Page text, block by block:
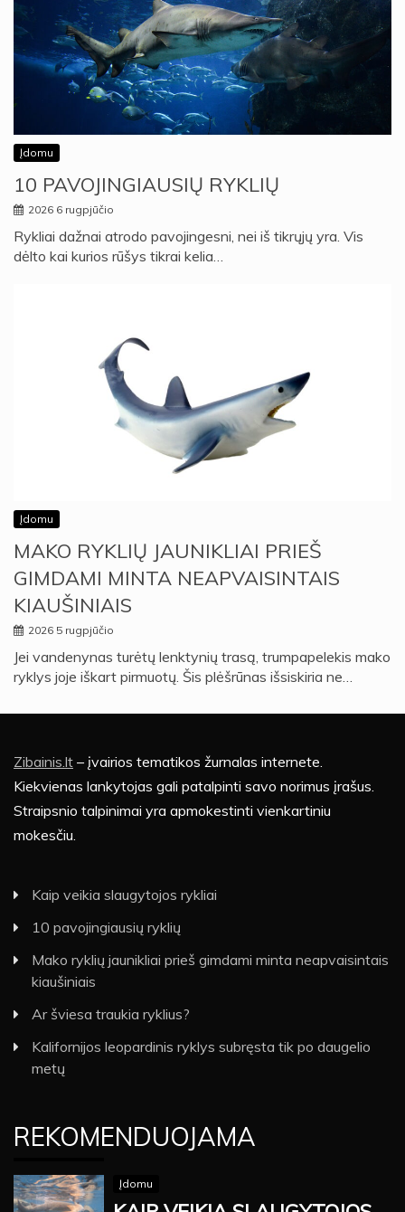
Įdomu
10 PAVOJINGIAUSIŲ RYKLIŲ
2026 6 rugpjūčio
Rykliai dažnai atrodo pavojingesni, nei iš tikrųjų yra. Vis
dėlto kai kurios rūšys tikrai kelia…
Įdomu
MAKO RYKLIŲ JAUNIKLIAI PRIEŠ
GIMDAMI MINTA NEAPVAISINTAIS
KIAUŠINIAIS
2026 5 rugpjūčio
Jei vandenynas turėtų lenktynių trasą, trumpapelekis mako
ryklys joje iškart pirmuotų. Šis plėšrūnas išsiskiria ne…
Zibainis.lt – įvairios tematikos žurnalas internete.
Kiekvienas lankytojas gali patalpinti savo norimus įrašus.
Straipsnio talpinimai yra apmokestinti vienkartiniu
mokesčiu.
Kaip veikia slaugytojos rykliai
10 pavojingiausių ryklių
Mako ryklių jaunikliai prieš gimdami minta neapvaisintais
kiaušiniais
Ar šviesa traukia ryklius?
Kalifornijos leopardinis ryklys subręsta tik po daugelio
metų
REKOMENDUOJAMA
Įdomu